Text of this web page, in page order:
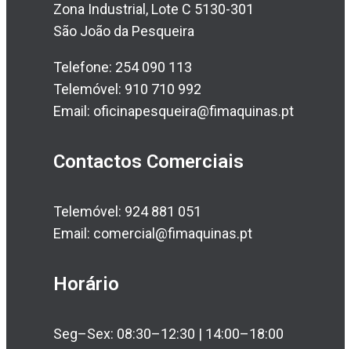
Zona Industrial, Lote C 5130-301
São João da Pesqueira
Telefone: 254 090 113
Telemóvel: 910 710 992
Email: oficinapesqueira@fimaquinas.pt
Contactos Comerciais
Telemóvel: 924 881 051
Email: comercial@fimaquinas.pt
Horário
Seg–Sex: 08:30–12:30 | 14:00–18:00